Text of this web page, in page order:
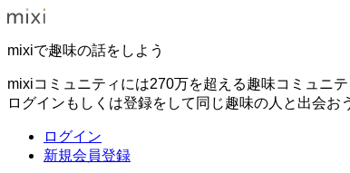
mixiで趣味の話をしよう
mixiコミュニティには270万を超える趣味コミュニテ
ログインもしくは登録をして同じ趣味の人と出会お
ログイン
新規会員登録